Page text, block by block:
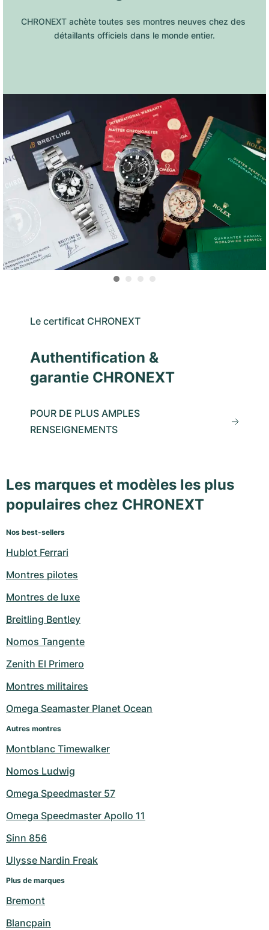
CHRONEXT achète toutes ses montres neuves chez des
détaillants officiels dans le monde entier.
Le certificat CHRONEXT
Authentification &
garantie CHRONEXT
POUR DE PLUS AMPLES
RENSEIGNEMENTS
Les marques et modèles les plus
populaires chez CHRONEXT
Nos best-sellers
Hublot Ferrari
Montres pilotes
Montres de luxe
Breitling Bentley
Nomos Tangente
Zenith El Primero
Montres militaires
Omega Seamaster Planet Ocean
Autres montres
Montblanc Timewalker
Nomos Ludwig
Omega Speedmaster 57
Omega Speedmaster Apollo 11
Sinn 856
Ulysse Nardin Freak
Plus de marques
Bremont
Blancpain